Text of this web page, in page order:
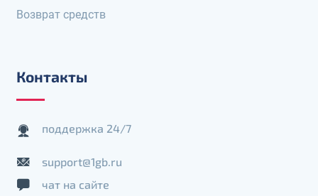
Возврат средств
Контакты
поддержка 24/7
support@1gb.ru
чат на сайте